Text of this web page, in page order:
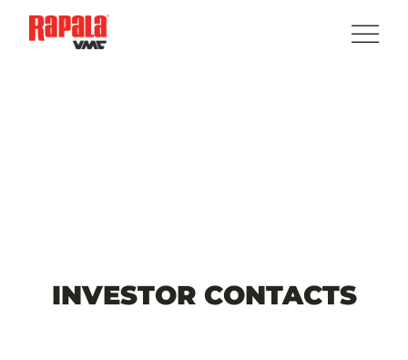
INVESTOR CONTACTS